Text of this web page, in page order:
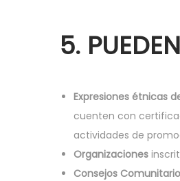
5.
Expresiones étnicas
cuenten con
actividades de
Organizaciones
Consejos